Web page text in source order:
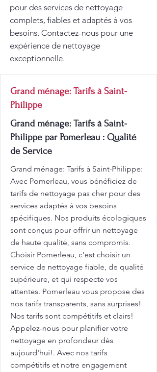
pour des services de nettoyage
complets, fiables et adaptés à vos
besoins. Contactez-nous pour une
expérience de nettoyage
exceptionnelle.
Grand ménage: Tarifs à Saint-
Philippe
Grand ménage: Tarifs à Saint-
Philippe par Pomerleau : Qualité
de Service
Grand ménage: Tarifs à Saint-Philippe:
Avec Pomerleau, vous bénéficiez de
tarifs de nettoyage pas cher pour des
services adaptés à vos besoins
spécifiques. Nos produits écologiques
sont conçus pour offrir un nettoyage
de haute qualité, sans compromis.
Choisir Pomerleau, c'est choisir un
service de nettoyage fiable, de qualité
supérieure, et qui respecte vos
attentes. Pomerleau vous propose des
nos tarifs transparents, sans surprises!
Nos tarifs sont compétitifs et clairs!
Appelez-nous pour planifier votre
nettoyage en profondeur dès
aujourd'hui!. Avec nos tarifs
compétitifs et notre engagement